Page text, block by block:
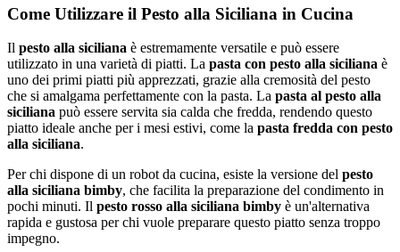
Come Utilizzare il Pesto alla Siciliana in Cucina
Il pesto alla siciliana è estremamente versatile e può essere
utilizzato in una varietà di piatti. La pasta con pesto alla siciliana è
uno dei primi piatti più apprezzati, grazie alla cremosità del pesto
che si amalgama perfettamente con la pasta. La pasta al pesto alla
siciliana può essere servita sia calda che fredda, rendendo questo
piatto ideale anche per i mesi estivi, come la pasta fredda con pesto
alla siciliana.
Per chi dispone di un robot da cucina, esiste la versione del pesto
alla siciliana bimby, che facilita la preparazione del condimento in
pochi minuti. Il pesto rosso alla siciliana bimby è un'alternativa
rapida e gustosa per chi vuole preparare questo piatto senza troppo
impegno.